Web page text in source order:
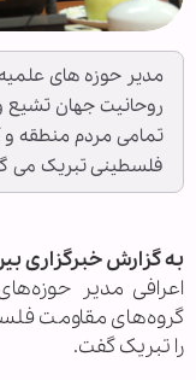
مدیر حوزه های
روحانیت جهان تشیع
تمامی مردم منطقه و
فلسطینی تبریک می
به گزارش خبرگزاری
اعرافی مدیر
گروه‌های مقاومت
را تبریک گفت.